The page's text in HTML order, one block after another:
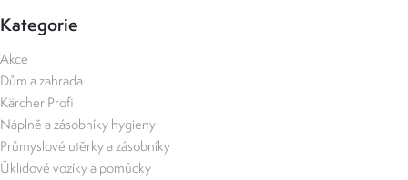
Kategorie
Akce
Dům a zahrada
Kärcher Profi
Náplně a zásobníky hygieny
Průmyslové utěrky a zásobníky
Úklidové vozíky a pomůcky